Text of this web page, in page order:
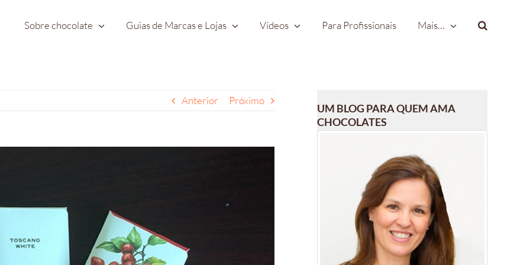
Sobre chocolate Guias de Marcas e Lojas Vídeos Para Profissionais Mais…
Anterior Próximo
UM BLOG PARA QUEM AMA
CHOCOLATES